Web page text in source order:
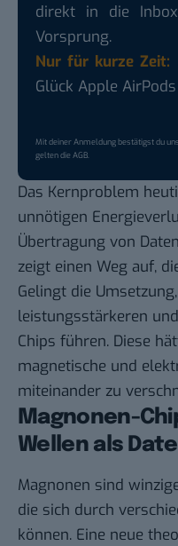
direkt in die
Vorsprung.
Nur für kurze Zeit:
Glück Apple
Mit deiner Anmeldung bestätigst du
gelten dieAGB.
Das Kernproblem
unnötigen
Übertragung von
zeigt einen Weg auf,
Gelingt die
leistungsstärkeren
Chips führen. Diese
magnetische und
miteinander zu
Magnonen-
Wellen als
Magnonen sind
die sich durch
können. Eine neue